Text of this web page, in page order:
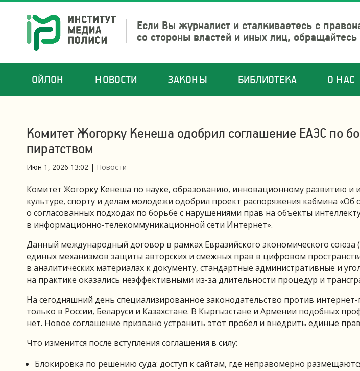
Если Вы журналист и сталкиваетесь с
со стороны властей и иных лиц,
ОЙЛОН НОВОСТИ ЗАКОНЫ БИБЛИОТЕКА О НАС
Комитет Жогорку Кенеша одобрил соглашение ЕАЭС по
пиратством
Июн 1, 2026 13:02 | Новости
Комитет Жогорку Кенеша по науке, образованию, инновационному развитию
культуре, спорту и делам молодежи одобрил проект распоряжения кабмина «Об
о согласованных подходах по борьбе с нарушениями прав на объекты
в информационно-телекоммуникационной сети Интернет».
Данный международный договор в рамках Евразийского экономического союза
единых механизмов защиты авторских и смежных прав в цифровом
в аналитических материалах к документу, стандартные административные и
на практике оказались неэффективными из-за длительности процедур и
На сегодняшний день специализированное законодательство против
только в России, Беларуси и Казахстане. В Кыргызстане и Армении подобных
нет. Новое соглашение призвано устранить этот пробел и внедрить единые
Что изменится после вступления соглашения в силу:
Блокировка по решению суда: доступ к сайтам, где неправомерно